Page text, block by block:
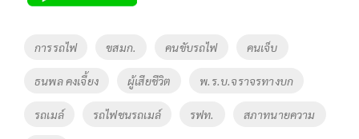
Tags
การรถไฟ ขสมก. คนขับรถไฟ คนเจ็บ
ธนพล คงเจี้ยง ผู้เสียชีวิต พ.ร.บ.จราจรทางบก
รถเมล์ รถไฟชนรถเมล์ รฟท. สภาทนายความ